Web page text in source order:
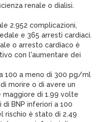
renale o dialisi.
2.952 complicazioni,
e 365 arresti cardiaci.
o arresto cardiaco è
con l'aumentare dei
100 a meno di 300 pg/ml
morire o di avere un
maggiore di 1.99 volte
BNP inferiori a 100
rischio è stato di 2.49